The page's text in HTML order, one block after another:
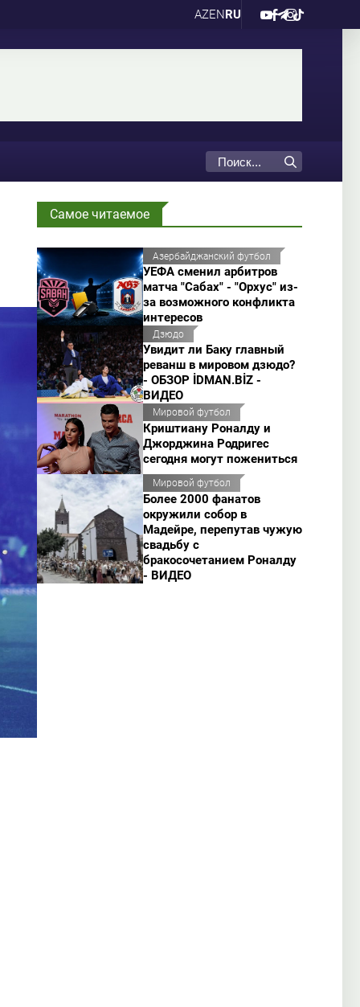
AZENRU
Самое читаемое
Азербайджанский футбол
УЕФА сменил арбитров
матча "Сабах" - "Орхус" из-
за возможного конфликта
интересов
Дзюдо
Увидит ли Баку главный
реванш в мировом дзюдо?
- ОБЗОР İDMAN.BİZ -
ВИДЕО
Мировой футбол
Криштиану Роналду и
Джорджина Родригес
сегодня могут пожениться
Мировой футбол
Более 2000 фанатов
окружили собор в
Мадейре, перепутав чужую
свадьбу с
бракосочетанием Роналду
- ВИДЕО